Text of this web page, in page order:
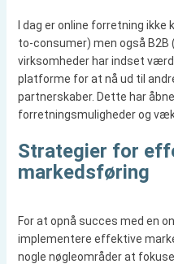
I dag er online forretning
to-consumer) men også
virksomheder har indset
platforme for at nå ud til
partnerskaber. Dette har
forretningsmuligheder og
Strategier for
markedsføring
For at opnå succes med en
implementere effektive
nogle nøgleområder at